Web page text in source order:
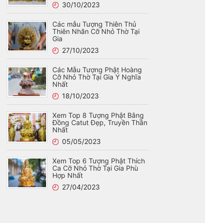
30/10/2023
Các mẫu Tượng Thiên Thủ
Thiên Nhãn Cỡ Nhỏ Thờ Tại
Gia
27/10/2023
Các Mẫu Tượng Phật Hoàng
Cỡ Nhỏ Thờ Tại Gia Ý Nghĩa
Nhất
18/10/2023
Xem Top 8 Tượng Phật Bằng
Đồng Catut Đẹp, Truyền Thần
Nhất
05/05/2023
Xem Top 6 Tượng Phật Thích
Ca Cỡ Nhỏ Thờ Tại Gia Phù
Hợp Nhất
27/04/2023